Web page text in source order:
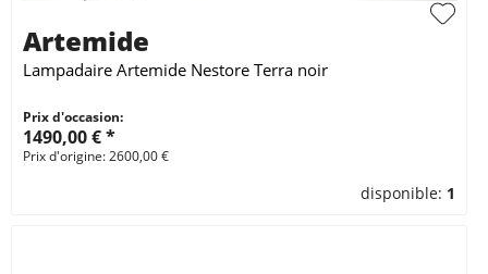
Artemide
Lampadaire Artemide Nestore Terra noir
Prix d'occasion:
1490,00 € *
Prix d'origine: 2600,00 €
disponible: 1